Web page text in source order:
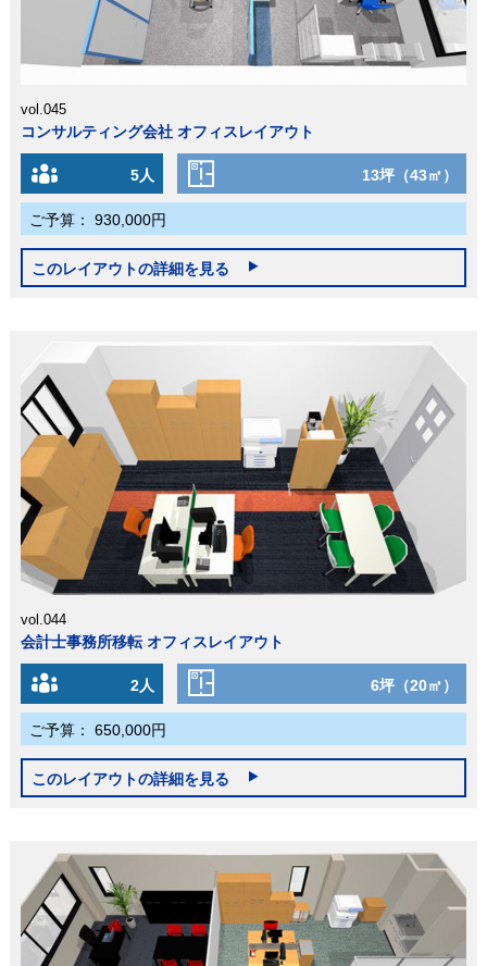
vol.045
コンサルティング会社 オフィスレイアウト
5人 13坪（43㎡）
ご予算： 930,000円
このレイアウトの詳細を見る
vol.044
会計士事務所移転 オフィスレイアウト
2人 6坪（20㎡）
ご予算： 650,000円
このレイアウトの詳細を見る